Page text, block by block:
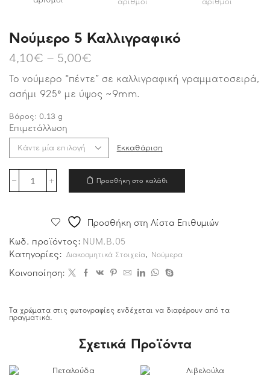
Νούμερο 5 Καλλιγραφικό
4,10€ – 5,00€
Το νούμερο “πέντε” σε καλλιγραφική γραμματοσειρά,
ασήμι 925° με ύψος ~9mm.
Βάρος: 0.13 g
Επιμετάλλωση
Εκκαθάριση
Προσθήκη στο καλάθι
Προσθήκη στη Λίστα Επιθυμιών
Κωδ. προϊόντος: NUM.B.05
Κατηγορίες: Διακοσμητικά Στοιχεία, Νούμερα
Κοινοποίηση:
Τα χρώματα στις φωτογραφίες ενδέχεται να διαφέρουν από τα
πραγματικά.
Σχετικά Προϊόντα